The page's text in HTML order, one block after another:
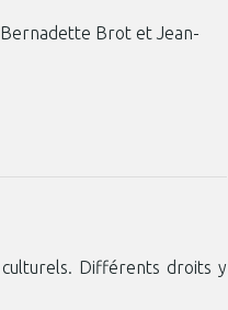
Brot et Jean-
Différents droits y